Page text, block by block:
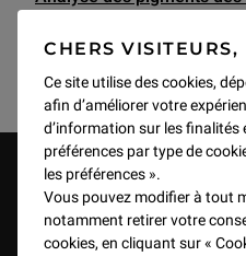
CHERS VISITEURS,
Ce site utilise des cookies,
afin d’améliorer votre
d’information sur les
préférences par type de
les préférences ».
Vous pouvez modifier à tout
notamment retirer votre
cookies, en cliquant sur «
le 29/11/2017.
PRÉSENTATION DE